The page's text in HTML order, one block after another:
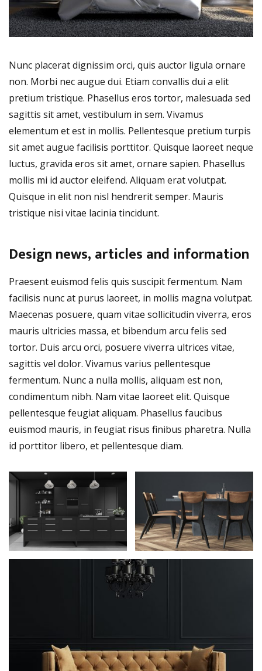
Nunc placerat dignissim orci, quis auctor ligula ornare
non. Morbi nec augue dui. Etiam convallis dui a elit
pretium tristique. Phasellus eros tortor, malesuada sed
sagittis sit amet, vestibulum in sem. Vivamus
elementum et est in mollis. Pellentesque pretium turpis
sit amet augue facilisis porttitor. Quisque laoreet neque
luctus, gravida eros sit amet, ornare sapien. Phasellus
mollis mi id auctor eleifend. Aliquam erat volutpat.
Quisque in elit non nisl hendrerit semper. Mauris
tristique nisi vitae lacinia tincidunt.
Design news, articles and information
Praesent euismod felis quis suscipit fermentum. Nam
facilisis nunc at purus laoreet, in mollis magna volutpat.
Maecenas posuere, quam vitae sollicitudin viverra, eros
mauris ultricies massa, et bibendum arcu felis sed
tortor. Duis arcu orci, posuere viverra ultrices vitae,
sagittis vel dolor. Vivamus varius pellentesque
fermentum. Nunc a nulla mollis, aliquam est non,
condimentum nibh. Nam vitae laoreet elit. Quisque
pellentesque feugiat aliquam. Phasellus faucibus
euismod mauris, in feugiat risus finibus pharetra. Nulla
id porttitor libero, et pellentesque diam.